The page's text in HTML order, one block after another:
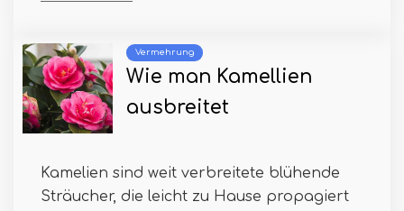
Vermehrung
Wie man Kamellien
ausbreitet
Kamelien sind weit verbreitete blühende
Sträucher, die leicht zu Hause propagiert